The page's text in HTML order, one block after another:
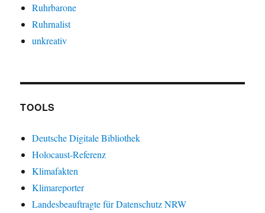
Ruhrbarone
Ruhrnalist
unkreativ
TOOLS
Deutsche Digitale Bibliothek
Holocaust-Referenz
Klimafakten
Klimareporter
Landesbeauftragte für Datenschutz NRW